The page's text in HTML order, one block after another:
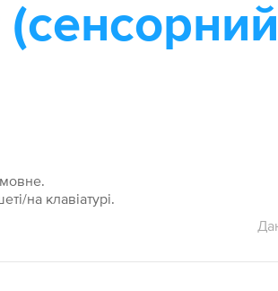
на клавіатурі.